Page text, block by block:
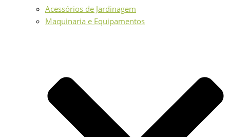
Acessórios de Jardinagem
Maquinaria e Equipamentos